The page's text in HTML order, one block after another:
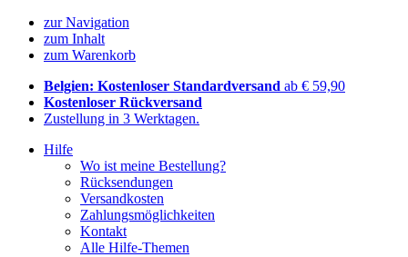
zur Navigation
zum Inhalt
zum Warenkorb
Belgien: Kostenloser Standardversand ab € 59,90
Kostenloser Rückversand
Zustellung in 3 Werktagen.
Hilfe
Wo ist meine Bestellung?
Rücksendungen
Versandkosten
Zahlungsmöglichkeiten
Kontakt
Alle Hilfe-Themen